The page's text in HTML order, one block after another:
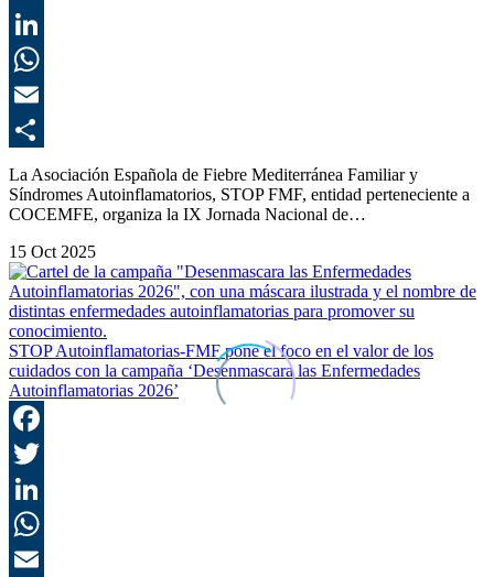
La Asociación Española de Fiebre Mediterránea Familiar y
Síndromes Autoinflamatorios, STOP FMF, entidad perteneciente a
COCEMFE, organiza la IX Jornada Nacional de…
15 Oct 2025
STOP Autoinflamatorias-FMF pone el foco en el valor de los
cuidados con la campaña ‘Desenmascara las Enfermedades
Autoinflamatorias 2026’